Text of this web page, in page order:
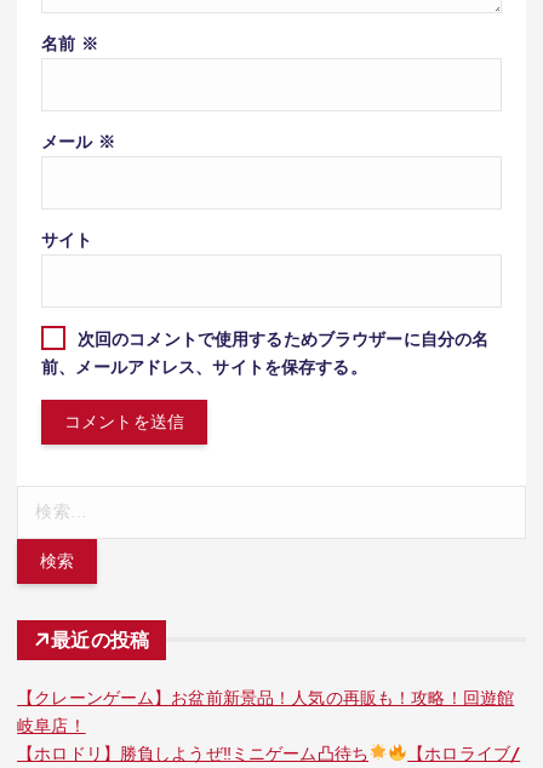
名前 ※
メール ※
サイト
次回のコメントで使用するためブラウザーに自分の名
前、メールアドレス、サイトを保存する。
最近の投稿
【クレーンゲーム】お盆前新景品！人気の再販も！攻略！回遊館
岐阜店！
【ホロドリ】勝負しようぜ‼ミニゲーム凸待ち
【ホロライブ/